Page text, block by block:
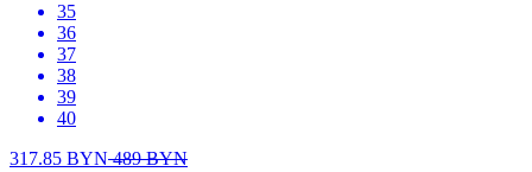
35
36
37
38
39
40
317.85 BYN489BYN